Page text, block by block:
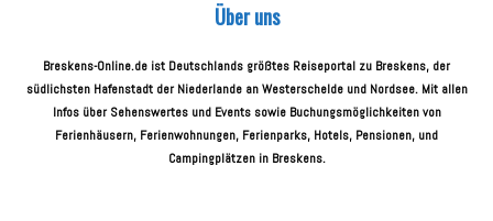
Über uns
Breskens-Online.de ist Deutschlands größtes Reiseportal zu Breskens, der
südlichsten Hafenstadt der Niederlande an Westerschelde und Nordsee. Mit allen
Infos über Sehenswertes und Events sowie Buchungsmöglichkeiten von
Ferienhäusern, Ferienwohnungen, Ferienparks, Hotels, Pensionen, und
Campingplätzen in Breskens.